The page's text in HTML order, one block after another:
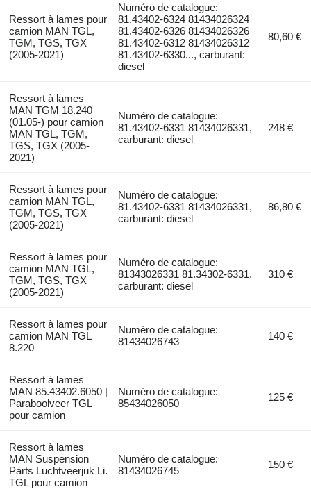
Ressort à lames pour
camion MAN TGL,
TGM, TGS, TGX
(2005-2021)
Numéro de catalogue:
81.43402-6324 81434026324
81.43402-6326 81434026326
81.43402-6312 81434026312
81.43402-6330..., carburant:
diesel
80,60 €
Ressort à lames
MAN TGM 18.240
(01.05-) pour camion
MAN TGL, TGM,
TGS, TGX (2005-
2021)
Numéro de catalogue:
81.43402-6331 81434026331,
carburant: diesel
248 €
Ressort à lames pour
camion MAN TGL,
TGM, TGS, TGX
(2005-2021)
Numéro de catalogue:
81.43402-6331 81434026331,
carburant: diesel
86,80 €
Ressort à lames pour
camion MAN TGL,
TGM, TGS, TGX
(2005-2021)
Numéro de catalogue:
81343026331 81.34302-6331,
carburant: diesel
310 €
Ressort à lames pour
camion MAN TGL
8.220
Numéro de catalogue:
81434026743
140 €
Ressort à lames
MAN 85.43402.6050 |
Paraboolveer TGL
pour camion
Numéro de catalogue:
85434026050
125 €
Ressort à lames
MAN Suspension
Parts Luchtveerjuk Li.
TGL pour camion
Numéro de catalogue:
81434026745
150 €